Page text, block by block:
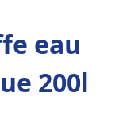
eau
200l